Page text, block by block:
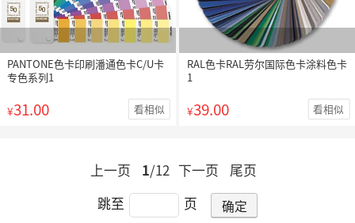
PANTONE色卡印刷潘通色卡C/U卡
专色系列1
¥31.00 看相似
RAL色卡RAL劳尔国际色卡涂料色卡
1
¥39.00 看相似
上一页 1/12 下一页
尾页
跳至
页 确定